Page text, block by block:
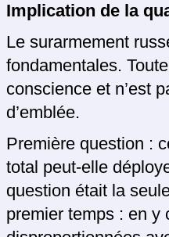
Implication de la
Le surarmement
fondamentales.
conscience et n’est
d’emblée.
Première question :
total peut-elle
question était la
premier temps : en y